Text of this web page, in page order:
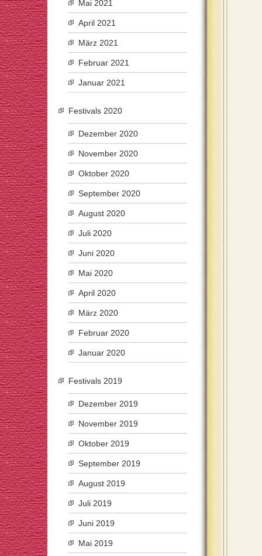
Mai 2021
April 2021
März 2021
Februar 2021
Januar 2021
Festivals 2020
Dezember 2020
November 2020
Oktober 2020
September 2020
August 2020
Juli 2020
Juni 2020
Mai 2020
April 2020
März 2020
Februar 2020
Januar 2020
Festivals 2019
Dezember 2019
November 2019
Oktober 2019
September 2019
August 2019
Juli 2019
Juni 2019
Mai 2019